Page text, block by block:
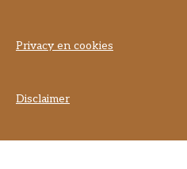
Privacy en cookies
Disclaimer